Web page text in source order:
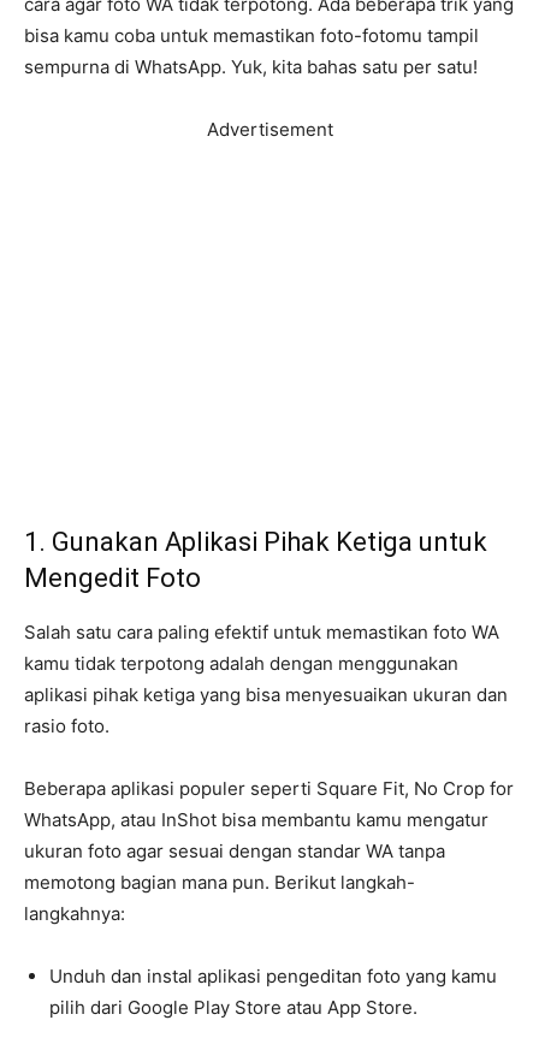
bisa kamu coba untuk memastikan foto-fotomu tampil
sempurna di WhatsApp. Yuk, kita bahas satu per satu!
Advertisement
1. Gunakan Aplikasi Pihak Ketiga untuk
Mengedit Foto
Salah satu cara paling efektif untuk memastikan foto WA
kamu tidak terpotong adalah dengan menggunakan
aplikasi pihak ketiga yang bisa menyesuaikan ukuran dan
rasio foto.
Beberapa aplikasi populer seperti Square Fit, No Crop for
WhatsApp, atau InShot bisa membantu kamu mengatur
ukuran foto agar sesuai dengan standar WA tanpa
memotong bagian mana pun. Berikut langkah-
langkahnya:
Unduh dan instal aplikasi pengeditan foto yang kamu
pilih dari Google Play Store atau App Store.